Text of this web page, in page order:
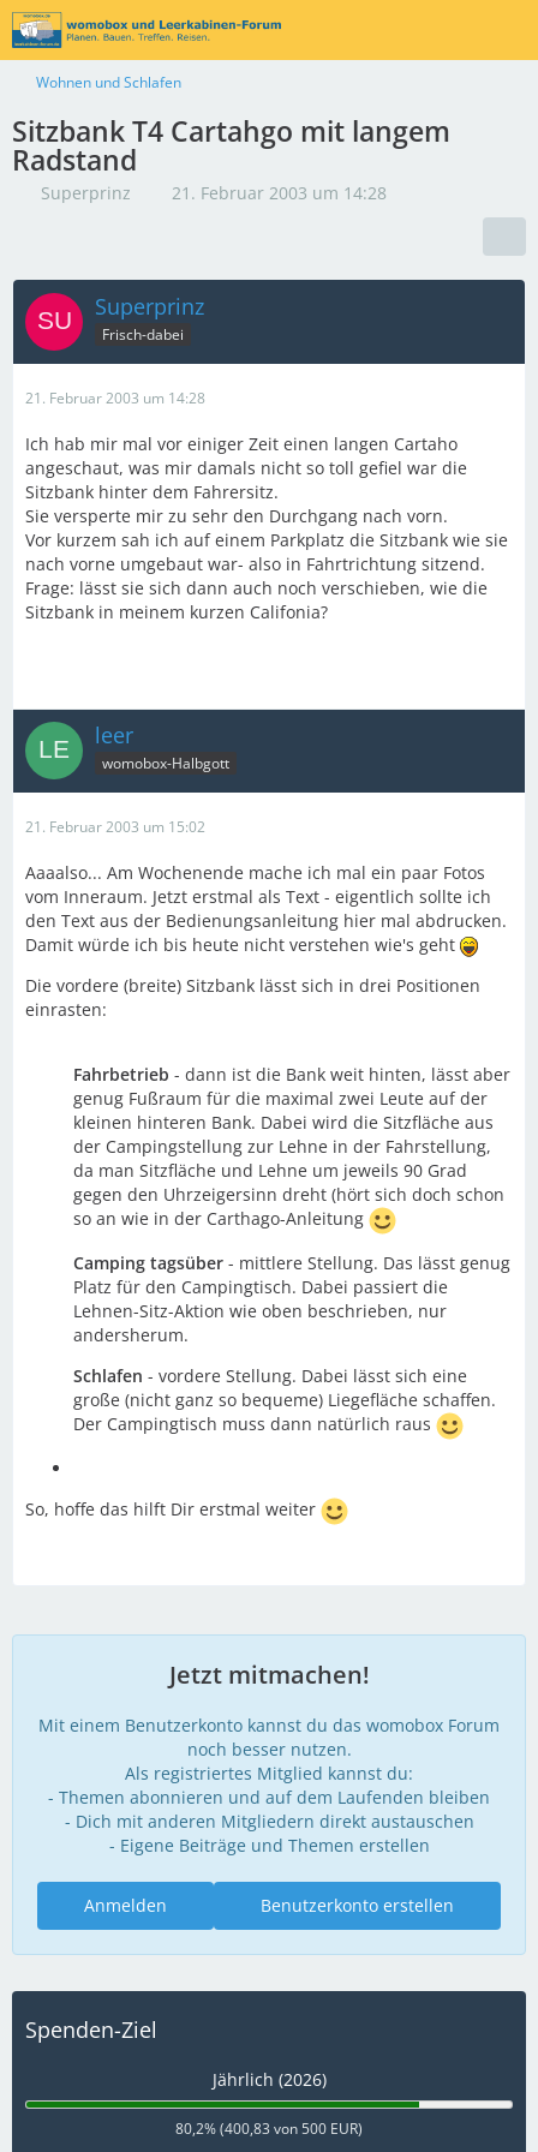
Wohnen und Schlafen
Sitzbank T4 Cartahgo mit langem
Radstand
Superprinz 21. Februar 2003 um 14:28
Superprinz
Frisch-dabei
21. Februar 2003 um 14:28
Ich hab mir mal vor einiger Zeit einen langen Cartaho
angeschaut, was mir damals nicht so toll gefiel war die
Sitzbank hinter dem Fahrersitz.
Sie versperte mir zu sehr den Durchgang nach vorn.
Vor kurzem sah ich auf einem Parkplatz die Sitzbank wie sie
nach vorne umgebaut war- also in Fahrtrichtung sitzend.
Frage: lässt sie sich dann auch noch verschieben, wie die
Sitzbank in meinem kurzen Califonia?
leer
womobox-Halbgott
21. Februar 2003 um 15:02
Aaaalso... Am Wochenende mache ich mal ein paar Fotos
vom Inneraum. Jetzt erstmal als Text - eigentlich sollte ich
den Text aus der Bedienungsanleitung hier mal abdrucken.
Damit würde ich bis heute nicht verstehen wie's geht
Die vordere (breite) Sitzbank lässt sich in drei Positionen
einrasten:
Fahrbetrieb - dann ist die Bank weit hinten, lässt aber
genug Fußraum für die maximal zwei Leute auf der
kleinen hinteren Bank. Dabei wird die Sitzfläche aus
der Campingstellung zur Lehne in der Fahrstellung,
da man Sitzfläche und Lehne um jeweils 90 Grad
gegen den Uhrzeigersinn dreht (hört sich doch schon
so an wie in der Carthago-Anleitung
Camping tagsüber - mittlere Stellung. Das lässt genug
Platz für den Campingtisch. Dabei passiert die
Lehnen-Sitz-Aktion wie oben beschrieben, nur
andersherum.
Schlafen - vordere Stellung. Dabei lässt sich eine
große (nicht ganz so bequeme) Liegefläche schaffen.
Der Campingtisch muss dann natürlich raus
So, hoffe das hilft Dir erstmal weiter
Jetzt mitmachen!
Mit einem Benutzerkonto kannst du das womobox Forum
noch besser nutzen.
Als registriertes Mitglied kannst du:
- Themen abonnieren und auf dem Laufenden bleiben
- Dich mit anderen Mitgliedern direkt austauschen
- Eigene Beiträge und Themen erstellen
Benutzerkonto erstellen
Anmelden
Spenden-Ziel
Jährlich (2026)
80,2% (400,83 von 500 EUR)